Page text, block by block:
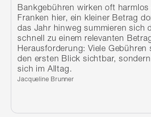
Bankgebühren wirken oft harmlos
Franken hier, ein kleiner Betrag
das Jahr hinweg summieren sich
schnell zu einem relevanten
Herausforderung: Viele
den ersten Blick sichtbar,
sich im Alltag.
Verfasst von:
Jacqueline Brunner